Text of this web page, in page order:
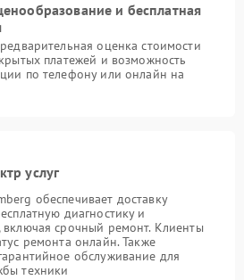
и бесплатная
оценка стоимости
платежей и возможность
по телефону или онлайн на
услуг
обеспечивает доставку
диагностику и
включая срочный ремонт. Клиенты
ремонта онлайн. Также
обслуживание для
техники